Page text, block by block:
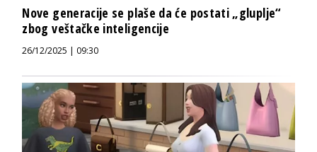
Nove generacije se plaše da će postati „gluplje“
zbog veštačke inteligencije
26/12/2025 | 09:30